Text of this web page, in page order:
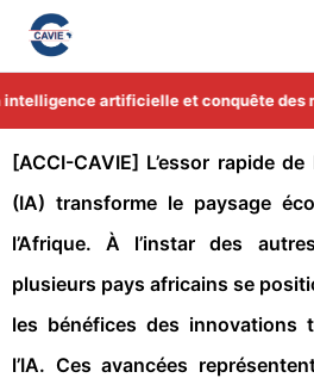
artificielle et conquête des
[ACCI-CAVIE] L’essor rapide
(IA) transforme le paysage
l’Afrique. À l’instar des
plusieurs pays africains se
les bénéfices des innovations
l’IA. Ces avancées